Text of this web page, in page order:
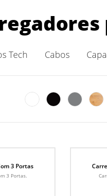
Tech Cabos
3 Portas
3 Portas.